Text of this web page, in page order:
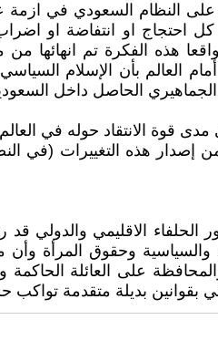
لتفتيت كل احتجاج او
هذه الفكرة تم
العالم بأن الإسلام
الحاصل داخل
من إصدار هذه
الحلفاء الاقليمي والدولي
وحقوق المرأة
على العائلة
بقوانين بديلة متقدمة تواكب